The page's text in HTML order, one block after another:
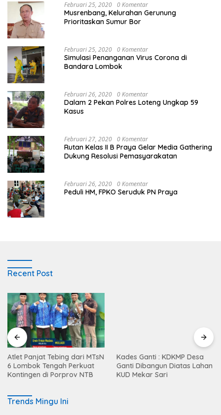
Februari 25, 2020 0 Komentar
Musrenbang, Kelurahan Gerunung
Prioritaskan Sumur Bor
Februari 25, 2020 0 Komentar
Simulasi Penanganan Virus Corona di
Bandara Lombok
Februari 26, 2020 0 Komentar
Dalam 2 Pekan Polres Loteng Ungkap 59
Kasus
Februari 27, 2020 0 Komentar
Rutan Kelas II B Praya Gelar Media Gathering
Dukung Resolusi Pemasyarakatan
Februari 26, 2020 0 Komentar
Peduli HM, FPKO Seruduk PN Praya
Recent Post
Atlet Panjat Tebing dari MTsN
6 Lombok Tengah Perkuat
Kontingen di Porprov NTB
Kades Ganti : KDKMP Desa
Ganti Dibangun Diatas Lahan
KUD Mekar Sari
Trends Mingu Ini